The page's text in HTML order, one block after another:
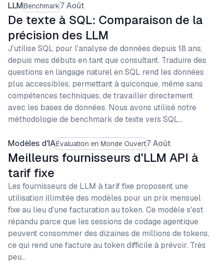
LLMBenchmark7 Août
De texte à SQL: Comparaison de la
précision des LLM
J'utilise SQL pour l'analyse de données depuis 18 ans,
depuis mes débuts en tant que consultant. Traduire des
questions en langage naturel en SQL rend les données
plus accessibles, permettant à quiconque, même sans
compétences techniques, de travailler directement
avec les bases de données. Nous avons utilisé notre
méthodologie de benchmark de texte vers SQL…
Modèles d'IAÉvaluation en Monde Ouvert7 Août
Meilleurs fournisseurs d'LLM API à
tarif fixe
Les fournisseurs de LLM à tarif fixe proposent une
utilisation illimitée des modèles pour un prix mensuel
fixe au lieu d'une facturation au token. Ce modèle s'est
répandu parce que les sessions de codage agentique
peuvent consommer des dizaines de millions de tokens,
ce qui rend une facture au token difficile à prévoir. Très
peu…